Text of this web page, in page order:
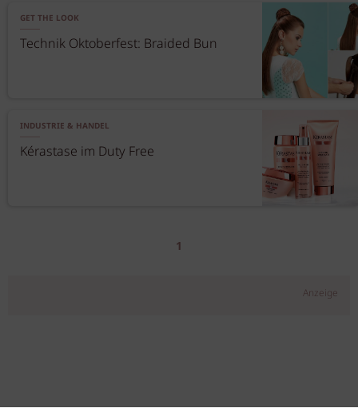
GET THE LOOK
Technik Oktoberfest: Braided Bun
INDUSTRIE & HANDEL
Kérastase im Duty Free
1
Anzeige